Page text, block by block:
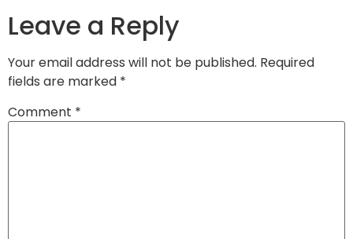
Leave a Reply
Your email address will not be published. Required
fields are marked *
Comment *